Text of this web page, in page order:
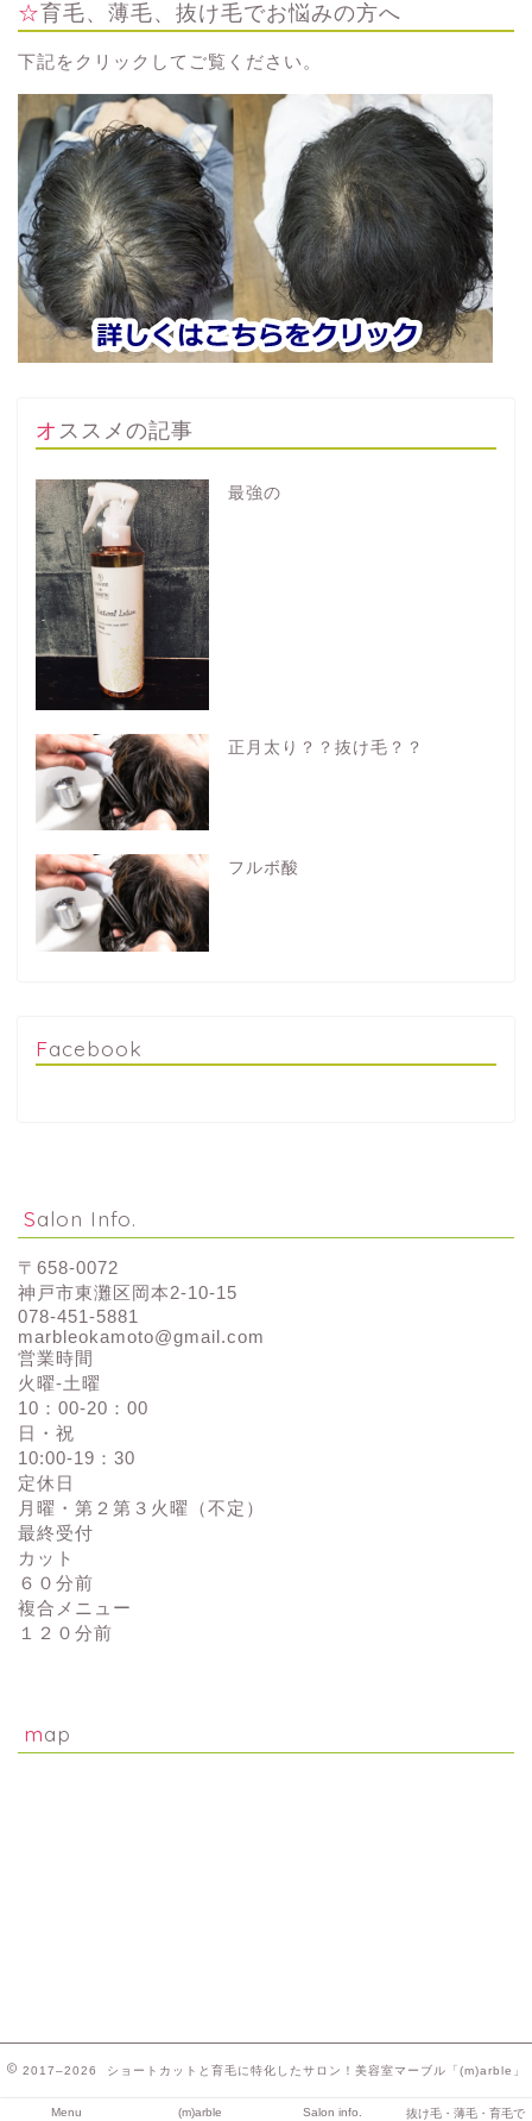
☆育毛、薄毛、抜け毛でお悩みの方へ
下記をクリックしてご覧ください。
オススメの記事
最強の
正月太り？？抜け毛？？
フルボ酸
Facebook
Salon Info.
〒658-0072
神戸市東灘区岡本2-10-15
078-451-5881
marbleokamoto@gmail.com
営業時間
火曜-土曜
10：00-20：00
日・祝
10:00-19：30
定休日
月曜・第２第３火曜（不定）
最終受付
カット
６０分前
複合メニュー
１２０分前
map
2017–2026 ショートカットと育毛に特化したサロン！美容室マーブル「(m)arble」
Menu (m)arble Salon info. 抜け毛・薄毛・育毛で